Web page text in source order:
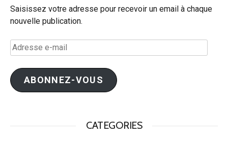
Saisissez votre adresse pour recevoir un email à chaque
nouvelle publication.
Adresse
e-
mail
ABONNEZ-VOUS
CATEGORIES